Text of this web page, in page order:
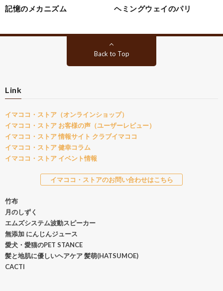
記憶のメカニズム ヘミングウェイのパリ
Back to Top
Link
イマココ・ストア（オンラインショップ）
イマココ・ストア お客様の声（ユーザーレビュー）
イマココ・ストア 情報サイト クラブイマココ
イマココ・ストア 健幸コラム
イマココ・ストア イベント情報
イマココ・ストアのお問い合わせはこちら
竹布
月のしずく
エムズシステム波動スピーカー
無添加 にんじんジュース
愛犬・愛猫のPET STANCE
髪と地肌に優しいヘアケア 髪萌(HATSUMOE)
CACTI